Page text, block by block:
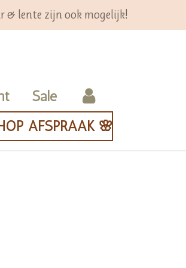
& lente zijn ook mogelijk!
Sale
AFSPRAAK 🌸